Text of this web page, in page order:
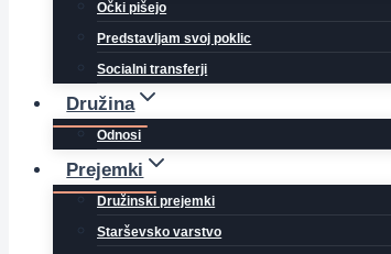
Očki pišejo
Predstavljam svoj poklic
Socialni transferji
Družina
Odnosi
Prejemki
Družinski prejemki
Starševsko varstvo